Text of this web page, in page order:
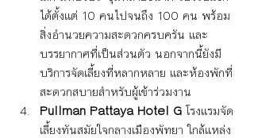
ได้ตั้งแต่ 10 คนไปจนถึง 100 คน พร้อม
สิ่งอำนวยความสะดวกครบครัน และ
บรรยากาศที่เป็นส่วนตัว นอกจากนี้ยังมี
บริการจัดเลี้ยงที่หลากหลาย และห้องพักที่
สะดวกสบายสำหรับผู้เข้าร่วมงาน
Pullman Pattaya Hotel G โรงแรมจัด
เลี้ยงทันสมัยใจกลางเมืองพัทยา ใกล้แหล่ง